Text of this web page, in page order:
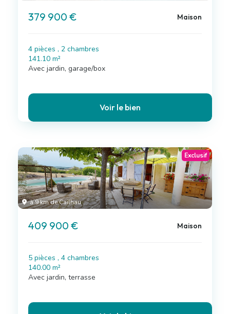
379 900 € Maison
4 pièces , 2 chambres
141.10 m²
Avec jardin, garage/box
Voir le bien
à 9 km de Cailhau
Exclusif
409 900 € Maison
5 pièces , 4 chambres
140.00 m²
Avec jardin, terrasse